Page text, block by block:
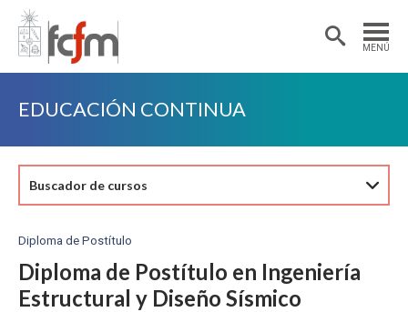
MENÚ
Estudiantes
Académicas/os
EDUCACIÓN CONTINUA
Buscador de cursos
Diploma de Postítulo
Diploma de Postítulo en Ingeniería
Estructural y Diseño Sísmico